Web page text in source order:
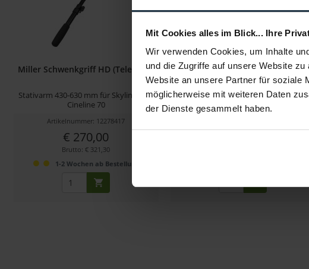
Mit Cookies alles im Blick... Ihre
Wir verwenden Cookies, um Inhalte
und die Zugriffe auf unsere Website
Website an unsere Partner für soziale
möglicherweise mit weiteren Daten
der Dienste gesammelt haben.
Miller Schwenkgriff HD (Teleskop)
Stativarm 430-630 mm für Skyline 70 &
Cineline 70
Artikelnummer: 12278417
€ 270,00
Brutto: € 321,30
1-2 Wochen ab Bestellung
Miller Schwenkgriff (Teleskop)
Stativarm 390-590 mm für Compass 25
Arrowx 3/5/7